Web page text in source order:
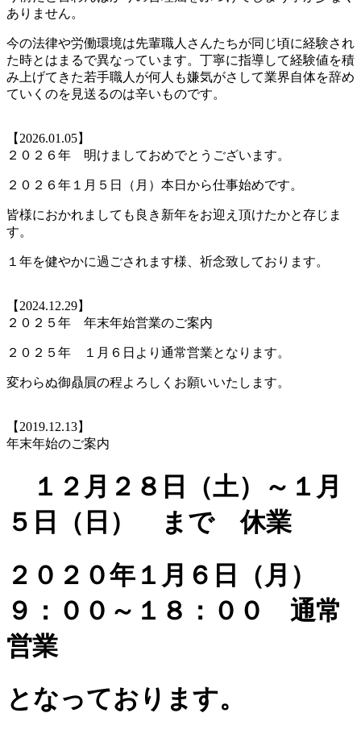
ありません。
今の法律や労働環境は先輩職人さんたちが同じ頃に経験され
た時とはまるで異なっています。丁寧に指導して経験値を積
み上げてきた若手職人が何人も嫌気がさして業界自体を辞め
ていくのを見送るのは辛いものです。
【2026.01.05】
２０２６年 明けましておめでとうございます。
２０２６年１月５日（月）本日から仕事始めです。
皆様におかれましても良き新年をお迎え頂けたかと存じま
す。
１年を健やかに過ごされます様、祈念致しております。
【2024.12.29】
２０２５年 年末年始営業のご案内
２０２５年 １月６日より通常営業となります。
変わらぬ御贔屓の程よろしくお願いいたします。
【2019.12.13】
年末年始のご案内
１２月２８日（土）～１月
５日（日） まで 休業
２０２０年１月６日（月）
９：００～１８：００ 通常
営業
となっております。